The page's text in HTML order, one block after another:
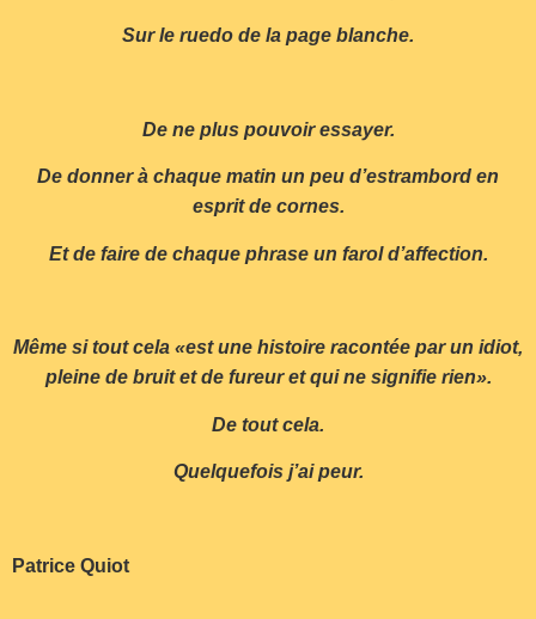
Sur le ruedo de la page blanche.
De ne plus pouvoir essayer.
De donner à chaque matin un peu d’estrambord en
esprit de cornes.
Et de faire de chaque phrase un farol d’affection.
Même si tout cela «est une histoire racontée par un idiot,
pleine de bruit et de fureur et qui ne signifie rien».
De tout cela.
Quelquefois j’ai peur.
Patrice Quiot